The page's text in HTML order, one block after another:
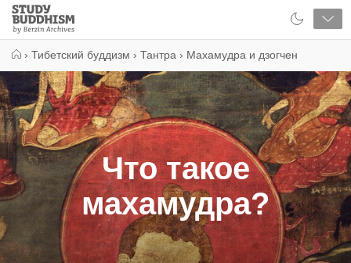
Close
Study
Buddhism
› Тибетский буддизм › Тантра › Махамудра и дзогчен
Что такое
махамудра?